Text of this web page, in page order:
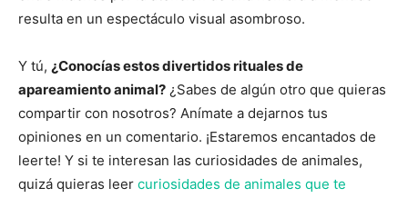
resulta en un espectáculo visual asombroso.
Y tú, ¿Conocías estos divertidos rituales de
apareamiento animal? ¿Sabes de algún otro que quieras
compartir con nosotros? Anímate a dejarnos tus
opiniones en un comentario. ¡Estaremos encantados de
leerte! Y si te interesan las curiosidades de animales,
quizá quieras leer curiosidades de animales que te